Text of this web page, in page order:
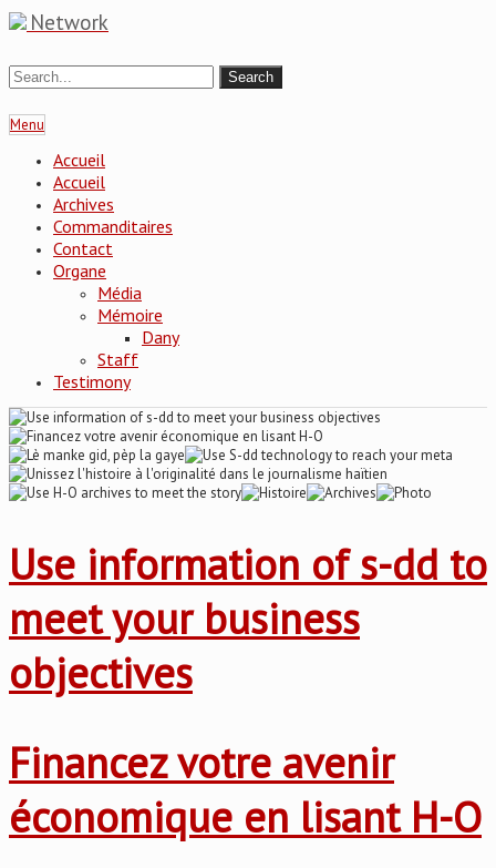
Network
Menu
Accueil
Accueil
Archives
Commanditaires
Contact
Organe
Média
Mémoire
Dany
Staff
Testimony
Use information of s-dd to
meet your business
objectives
Financez votre avenir
économique en lisant H-O